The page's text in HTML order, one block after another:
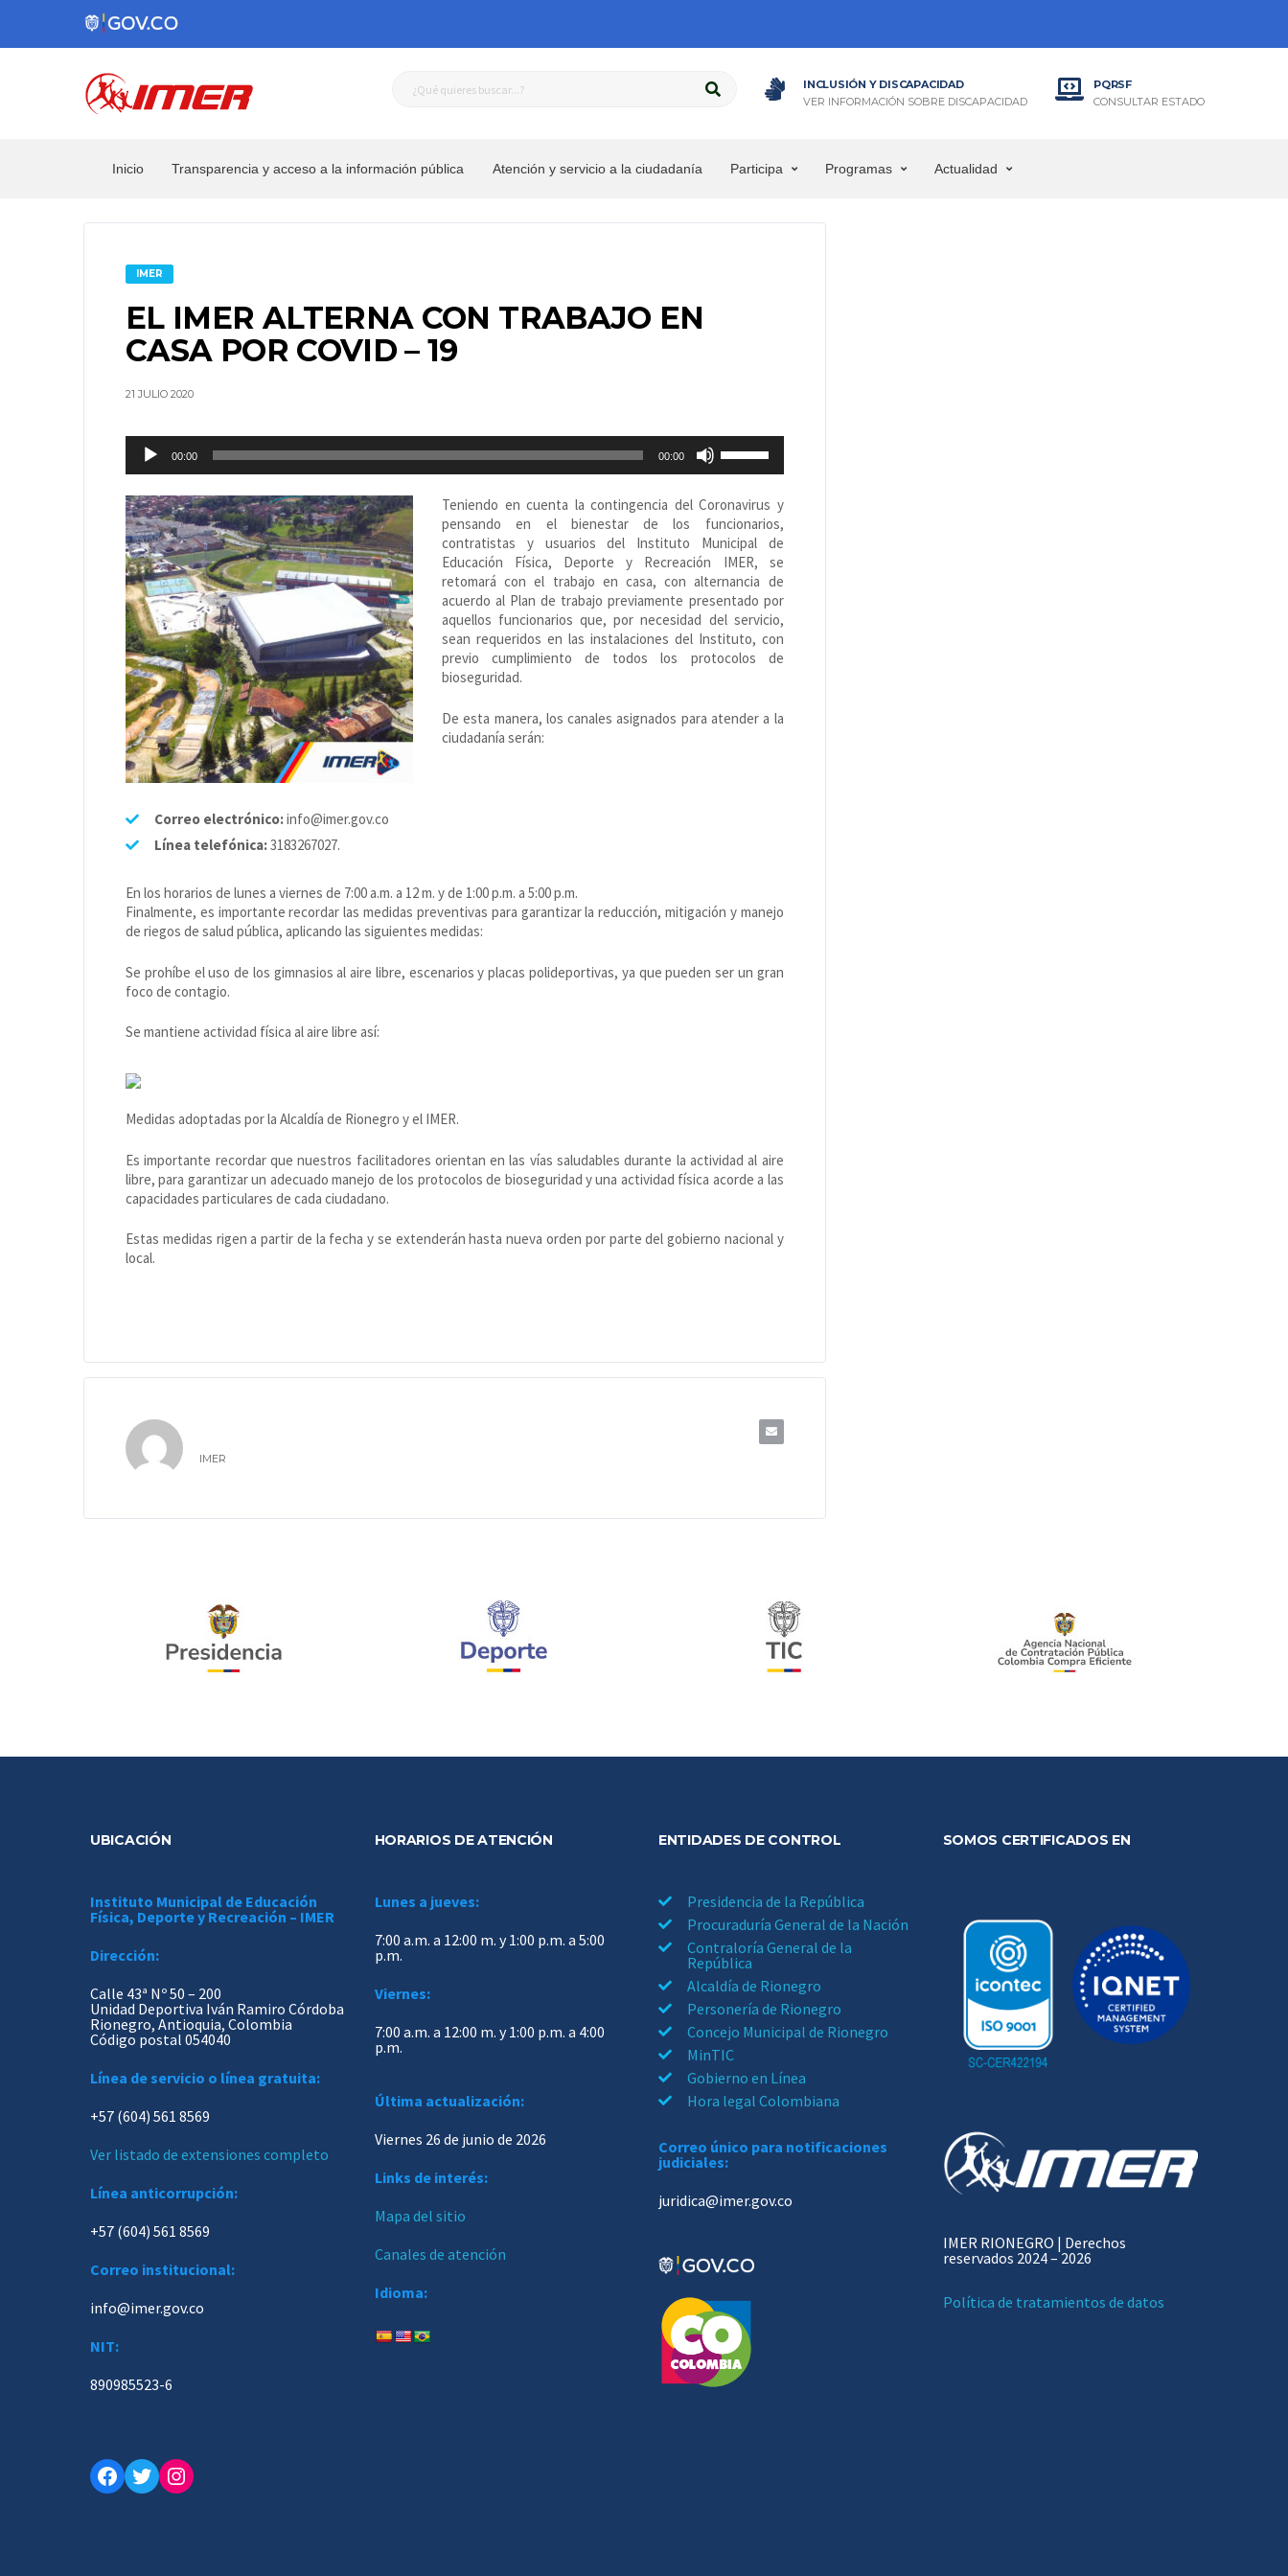
INCLUSIÓN Y DISCAPACIDAD
VER INFORMACIÓN SOBRE DISCAPACIDAD
PQRSF
CONSULTAR ESTADO
Inicio Transparencia y acceso a la información pública Atención y servicio a la ciudadanía Participa Programas Actualidad
IMER
EL IMER ALTERNA CON TRABAJO EN
CASA POR COVID – 19
21 JULIO 2020
Reproductor
00:00 00:00
las
de
flecha
arriba/abajo
para
aumentar
o
disminuir
el
volumen.
Teniendo en cuenta la contingencia del Coronavirus y
pensando en el bienestar de los funcionarios,
contratistas y usuarios del Instituto Municipal de
Educación Física, Deporte y Recreación IMER, se
retomará con el trabajo en casa, con alternancia de
acuerdo al Plan de trabajo previamente presentado por
aquellos funcionarios que, por necesidad del servicio,
sean requeridos en las instalaciones del Instituto, con
previo cumplimiento de todos los protocolos de
bioseguridad.
De esta manera, los canales asignados para atender a la
ciudadanía serán:
Correo electrónico:info@imer.gov.co
Línea telefónica:3183267027.
En los horarios de lunes a viernes de 7:00 a.m. a 12 m. y de 1:00 p.m. a 5:00 p.m.
Finalmente, es importante recordar las medidas preventivas para garantizar la reducción, mitigación y manejo
de riegos de salud pública, aplicando las siguientes medidas:
Se prohíbe el uso de los gimnasios al aire libre, escenarios y placas polideportivas, ya que pueden ser un gran
foco de contagio.
Se mantiene actividad física al aire libre así:
Medidas adoptadas por la Alcaldía de Rionegro y el IMER.
Es importante recordar que nuestros facilitadores orientan en las vías saludables durante la actividad al aire
libre, para garantizar un adecuado manejo de los protocolos de bioseguridad y una actividad física acorde a las
capacidades particulares de cada ciudadano.
Estas medidas rigen a partir de la fecha y se extenderán hasta nueva orden por parte del gobierno nacional y
local.
IMER
UBICACIÓN
Instituto Municipal de Educación
Física, Deporte y Recreación – IMER
Dirección:
Calle 43ª Nº 50 – 200
Unidad Deportiva Iván Ramiro Córdoba
Rionegro, Antioquia, Colombia
Código postal 054040
Línea de servicio o línea gratuita:
+57 (604) 561 8569
Ver listado de extensiones completo
Línea anticorrupción:
+57 (604) 561 8569
Correo institucional:
info@imer.gov.co
NIT:
890985523-6
Facebook
TwitterInstagram
HORARIOS DE ATENCIÓN
Lunes a jueves:
7:00 a.m. a 12:00 m. y 1:00 p.m. a 5:00
p.m.
Viernes:
7:00 a.m. a 12:00 m. y 1:00 p.m. a 4:00
p.m.
Última actualización:
Viernes 26 de junio de 2026
Links de interés:
Mapa del sitio
Canales de atención
Idioma:
ENTIDADES DE CONTROL
Presidencia de la República
Procuraduría General de la Nación
Contraloría General de la
República
Alcaldía de Rionegro
Personería de Rionegro
Concejo Municipal de Rionegro
MinTIC
Gobierno en Línea
Hora legal Colombiana
Correo único para notificaciones
judiciales:
juridica@imer.gov.co
SOMOS CERTIFICADOS EN
IMER RIONEGRO | Derechos
reservados 2024 – 2026
Política de tratamientos de datos